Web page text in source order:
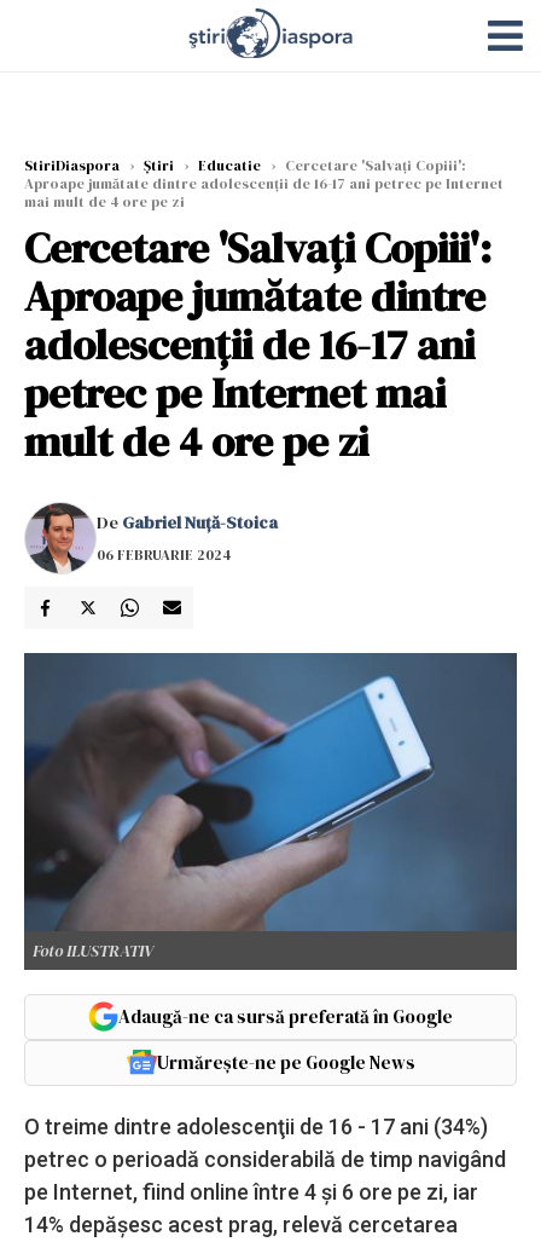
StiriDiaspora › Știri › Educatie › Cercetare 'Salvaţi Copiii':
Aproape jumătate dintre adolescenţii de 16-17 ani petrec pe Internet
mai mult de 4 ore pe zi
Cercetare 'Salvaţi Copiii':
Aproape jumătate dintre
adolescenţii de 16-17 ani
petrec pe Internet mai
mult de 4 ore pe zi
De Gabriel Nuță-Stoica
06 FEBRUARIE 2024
Foto ILUSTRATIV
Adaugă-ne ca sursă preferată în Google
Urmărește-ne pe Google News
O treime dintre adolescenţii de 16 - 17 ani (34%)
petrec o perioadă considerabilă de timp navigând
pe Internet, fiind online între 4 şi 6 ore pe zi, iar
14% depăşesc acest prag, relevă cercetarea